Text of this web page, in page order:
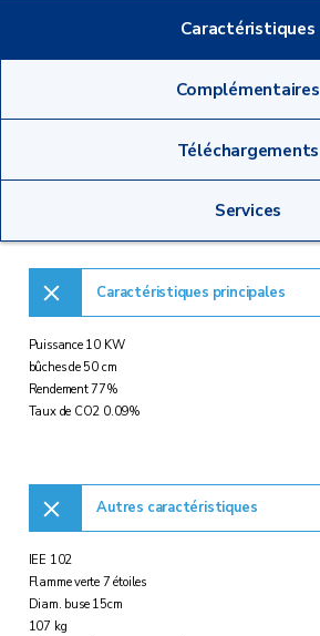
Caractéristiques
Complémentaires
Téléchargements
Services
Caractéristiques principales
Puissance 10 KW
bûches de 50 cm
Rendement 77%
Taux de CO2 0.09%
Autres caractéristiques
IEE 102
Flamme verte 7 étoiles
Diam. buse 15cm
107 kg